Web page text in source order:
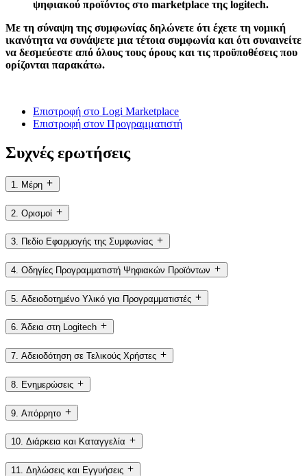
ψηφιακού προϊόντος στο marketplace της logitech.
Με τη σύναψη της συμφωνίας δηλώνετε ότι έχετε τη νομική
ικανότητα να συνάψετε μια τέτοια συμφωνία και ότι συναινείτε
να δεσμεύεστε από όλους τους όρους και τις προϋποθέσεις που
ορίζονται παρακάτω.
Επιστροφή στο Logi Marketplace
Επιστροφή στον Προγραμματιστή
Συχνές ερωτήσεις
1. Μέρη
2. Ορισμοί
3. Πεδίο Εφαρμογής της Συμφωνίας
4. Οδηγίες Προγραμματιστή Ψηφιακών Προϊόντων
5. Αδειοδοτημένο Υλικό για Προγραμματιστές
6. Άδεια στη Logitech
7. Αδειοδότηση σε Τελικούς Χρήστες
8. Ενημερώσεις
9. Απόρρητο
10. Διάρκεια και Καταγγελία
11. Δηλώσεις και Εγγυήσεις